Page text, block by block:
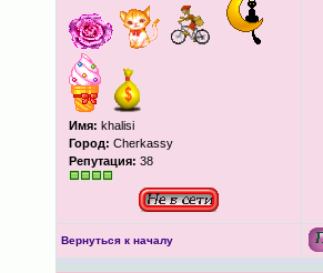
Имя: khalisi
Город: Cherkassy
Репутация: 38
Вернуться к началу